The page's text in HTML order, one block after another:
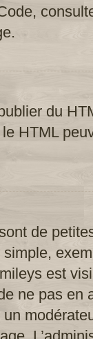
du
HTML
de
est
ne pas en